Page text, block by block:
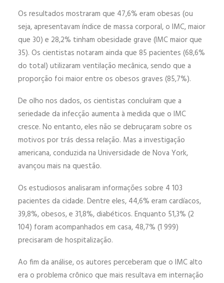
Os resultados mostraram que 47,6% eram obesas (ou
seja, apresentavam índice de massa corporal, o IMC, maior
que 30) e 28,2% tinham obesidade grave (IMC maior que
35). Os cientistas notaram ainda que 85 pacientes (68,6%
do total) utilizaram ventilação mecânica, sendo que a
proporção foi maior entre os obesos graves (85,7%).
De olho nos dados, os cientistas concluíram que a
seriedade da infecção aumenta à medida que o IMC
cresce. No entanto, eles não se debruçaram sobre os
motivos por trás dessa relação. Mas a investigação
americana, conduzida na Universidade de Nova York,
avançou mais na questão.
Os estudiosos analisaram informações sobre 4 103
pacientes da cidade. Dentre eles, 44,6% eram cardíacos,
39,8%, obesos, e 31,8%, diabéticos. Enquanto 51,3% (2
104) foram acompanhados em casa, 48,7% (1 999)
precisaram de hospitalização.
Ao fim da análise, os autores perceberam que o IMC alto
era o problema crônico que mais resultava em internação